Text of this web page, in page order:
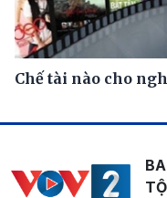
Chế tài nào cho